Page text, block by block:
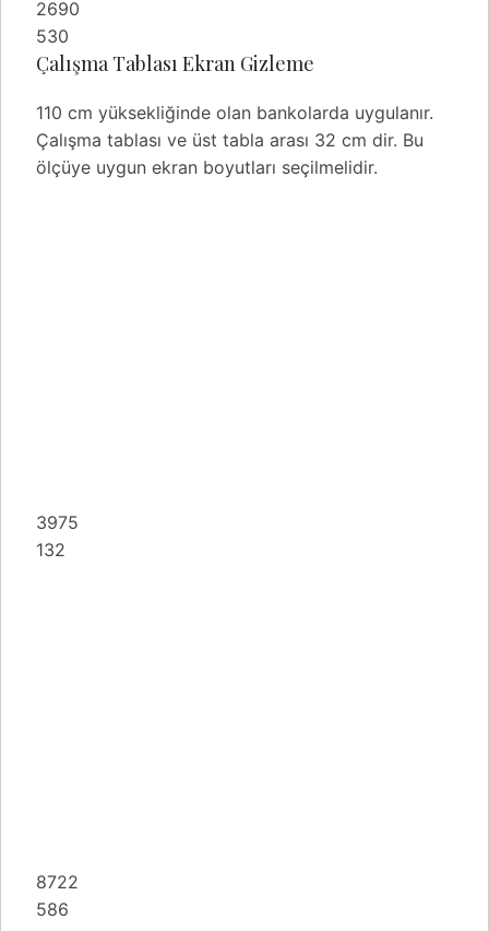
2690
530
Çalışma Tablası Ekran Gizleme
110 cm yüksekliğinde olan bankolarda uygulanır.
Çalışma tablası ve üst tabla arası 32 cm dir. Bu
ölçüye uygun ekran boyutları seçilmelidir.
3975
132
8722
586